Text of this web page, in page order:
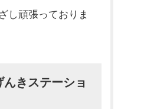
し頑張っておりま
んきステーショ